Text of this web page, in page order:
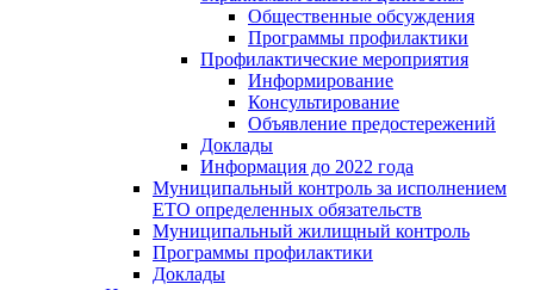
Общественные обсуждения
Программы профилактики
Профилактические мероприятия
Информирование
Консультирование
Объявление предостережений
Доклады
Информация до 2022 года
Муниципальный контроль за исполнением
ЕТО определенных обязательств
Муниципальный жилищный контроль
Программы профилактики
Доклады